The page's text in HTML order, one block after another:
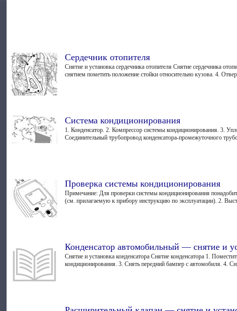
Сердечник отопителя
Снятие и установка сердечника отопителя Снятие сердечника
снятием пометить положение стойки относительно кузова. 4.
Система кондиционирования
1. Конденсатор. 2. Компрессор системы кондиционирования. 3.
Соединительный трубопровод конденсатора-промежуточного
Проверка системы кондиционирования
Примечание: Для проверки системы кондиционирования
(см. прилагаемую к прибору инструкцию по эксплуатации). 2.
Конденсатор автомобильный — снятие и
Снятие и установка конденсатора Снятие конденсатора 1.
кондиционирования. 3. Снять передний бампер с автомобиля. 4.